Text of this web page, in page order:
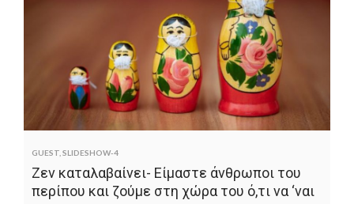
GUEST SLIDESHOW-4
Ζεν καταλαβαίνει- Είμαστε άνθρωποι του
περίπου και ζούμε στη χώρα του ό,τι να ‘ναι